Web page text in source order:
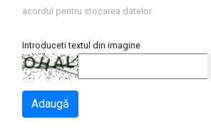
acordul pentru stocarea datelor
Introduceti textul din imagine
Adaugă